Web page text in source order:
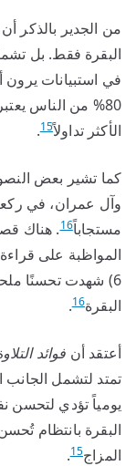
من الجدير بالذكر
في استبيانات يرون
80% من الناس
الأكثر تداولاً15
.
كما تشير بعض
وآل عمران، في
مستجاباً16. هناك
المواظبة على
6) شهدت تحسنًا
البقرة16
.
أعتقد أن فوائد
تمتد لتشمل الجانب
يومياً تؤدي لتحسن
البقرة بانتظام
المزاج15
.